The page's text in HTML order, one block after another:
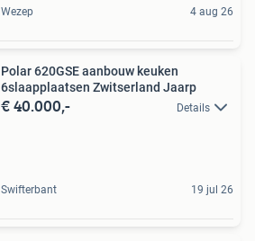
Wezep 4 aug 26
Polar 620GSE aanbouw keuken
6slaapplaatsen Zwitserland Jaarp
€ 40.000,- Details
Swifterbant 19 jul 26